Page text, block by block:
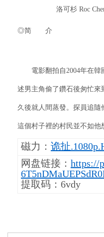
洛可杉 Roc
◎简 介
電影翻拍自2004年在韓
述男主角偷了鑽石後匆忙來
久後就人間蒸發。探員追
這個村子裡的村民並不如他
磁力： 诡扯
网盘链接： https://
提取码：6vdy